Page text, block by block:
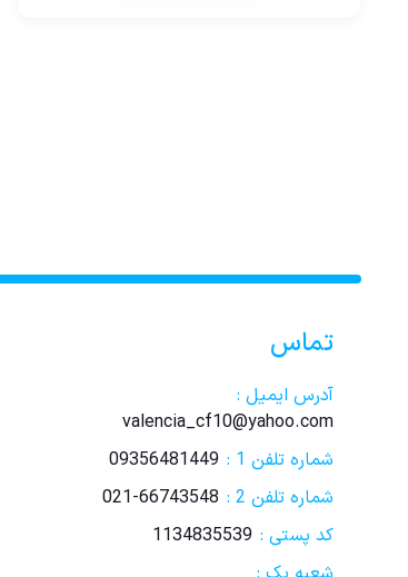
تماس
آدرس ایمیل :
valencia_cf10@yahoo.com
شماره تلفن 1 :
09356481449
شماره تلفن 2 :
021-66743548
کد پستی : 1134835539